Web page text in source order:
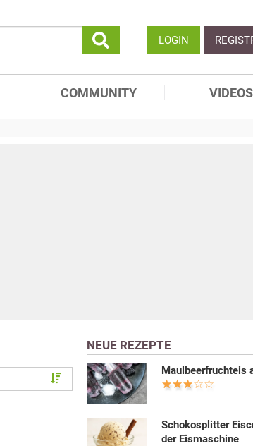
LOGIN
COMMUNITY VIDEOS
NEUE REZEPTE
Maulbeerfruchteis
Schokosplitter
der Eismaschine